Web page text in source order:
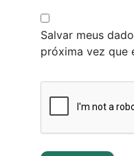
Salvar meus
próxima vez que